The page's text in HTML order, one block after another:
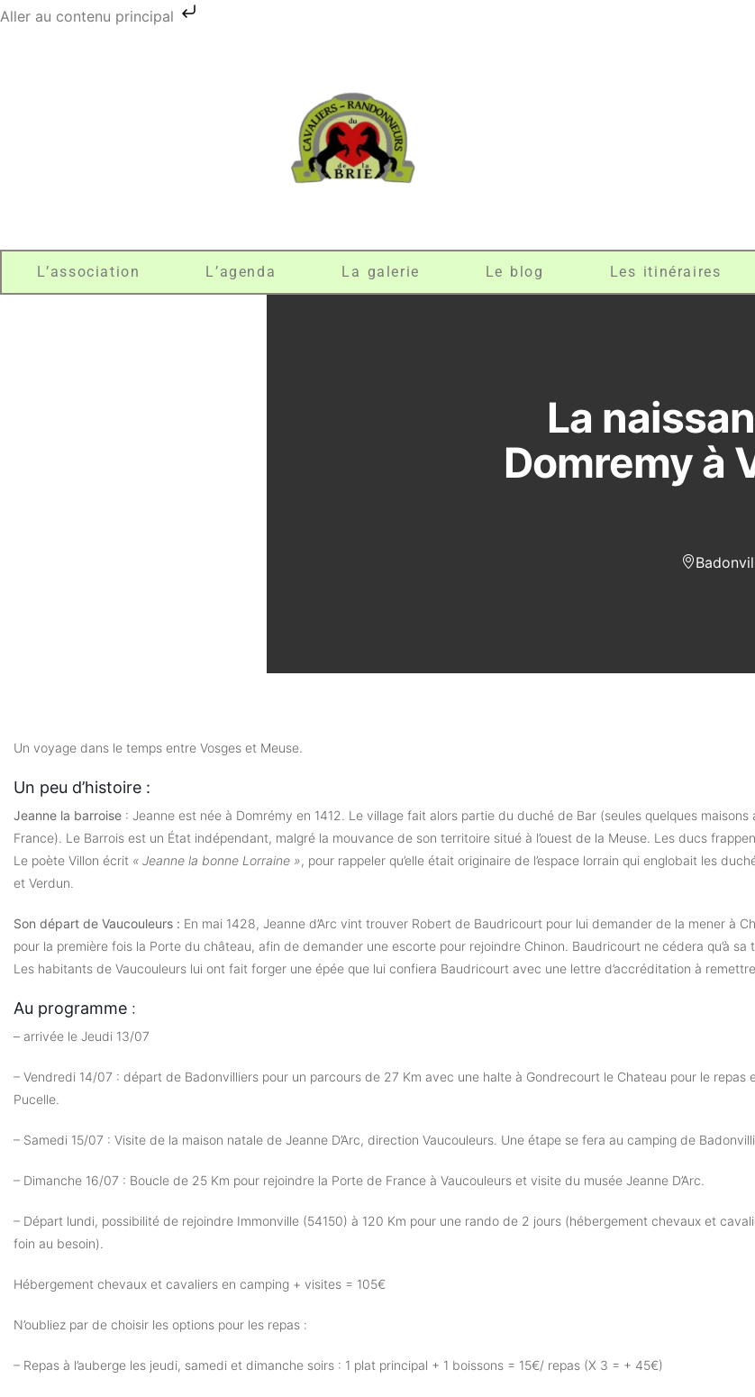
Aller au contenu principal
L’association L’agenda La galerie Le blog Les itinéraires
La
Domremy à
Un voyage dans le temps entre Vosges et Meuse.
Un peu d’histoire :
Jeanne la barroise : Jeanne est née à Domrémy en 1412. Le village fait alors partie du duché de Bar (seules quelques
France). Le Barrois est un État indépendant, malgré la mouvance de son territoire situé à l’ouest de la Meuse. Les ducs
Le poète Villon écrit « Jeanne la bonne Lorraine », pour rappeler qu’elle était originaire de l’espace lorrain qui englobait les
et Verdun.
Son départ de Vaucouleurs : En mai 1428, Jeanne d’Arc vint trouver Robert de Baudricourt pour lui demander de la mener à
pour la première fois la Porte du château, afin de demander une escorte pour rejoindre Chinon. Baudricourt ne cédera qu’à
Les habitants de Vaucouleurs lui ont fait forger une épée que lui confiera Baudricourt avec une lettre d’accréditation à
Au programme :
– arrivée le Jeudi 13/07
– Vendredi 14/07 : départ de Badonvilliers pour un parcours de 27 Km avec une halte à Gondrecourt le Chateau pour le
Pucelle.
– Samedi 15/07 : Visite de la maison natale de Jeanne D’Arc, direction Vaucouleurs. Une étape se fera au camping de
– Dimanche 16/07 : Boucle de 25 Km pour rejoindre la Porte de France à Vaucouleurs et visite du musée Jeanne D’Arc.
– Départ lundi, possibilité de rejoindre Immonville (54150) à 120 Km pour une rando de 2 jours (hébergement chevaux et
foin au besoin).
Hébergement chevaux et cavaliers en camping + visites = 105€
N’oubliez par de choisir les options pour les repas :
– Repas à l’auberge les jeudi, samedi et dimanche soirs : 1 plat principal + 1 boissons = 15€/ repas (X 3 = + 45€)